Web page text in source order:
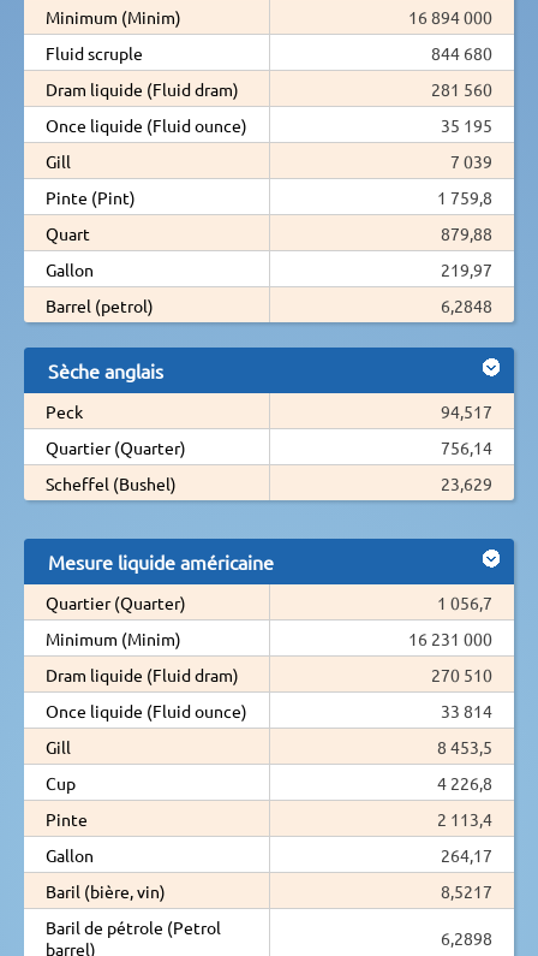
Minimum (Minim)
16 894 000
Fluid scruple
844 680
Dram liquide (Fluid dram)
281 560
Once liquide (Fluid ounce)
35 195
Gill
7 039
Pinte (Pint)
1 759,8
Quart
879,88
Gallon
219,97
Barrel (petrol)
6,2848
Sèche anglais
Peck
94,517
Quartier (Quarter)
756,14
Scheffel (Bushel)
23,629
Mesure liquide américaine
Quartier (Quarter)
1 056,7
Minimum (Minim)
16 231 000
Dram liquide (Fluid dram)
270 510
Once liquide (Fluid ounce)
33 814
Gill
8 453,5
Cup
4 226,8
Pinte
2 113,4
Gallon
264,17
Baril (bière, vin)
8,5217
Baril de pétrole (Petrol
barrel)
6,2898